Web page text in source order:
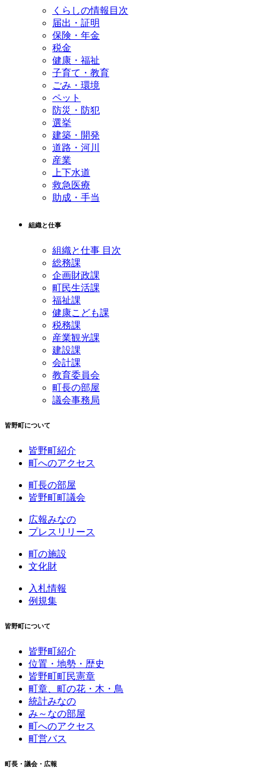
くらしの情報目次
届出・証明
保険・年金
税金
健康・福祉
子育て・教育
ごみ・環境
ペット
防災・防犯
選挙
建築・開発
道路・河川
産業
上下水道
救急医療
助成・手当
組織と仕事
組織と仕事 目次
総務課
企画財政課
町民生活課
福祉課
健康こども課
税務課
産業観光課
建設課
会計課
教育委員会
町長の部屋
議会事務局
皆野町について
皆野町紹介
町へのアクセス
町長の部屋
皆野町町議会
広報みなの
プレスリリース
町の施設
文化財
入札情報
例規集
皆野町について
皆野町紹介
位置・地勢・歴史
皆野町町民憲章
町章、町の花・木・鳥
統計みなの
み～なの部屋
町へのアクセス
町営バス
町長・議会・広報